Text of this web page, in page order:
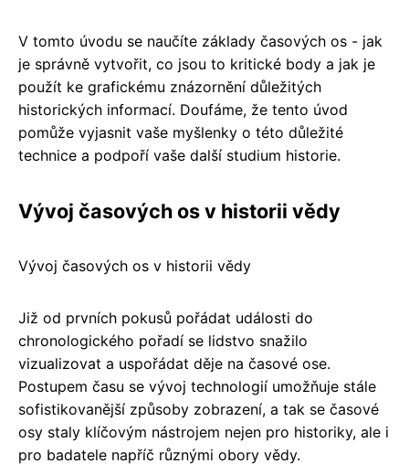
V tomto úvodu se naučíte základy časových os - jak
je správně vytvořit, co jsou to kritické body a jak je
použít ke grafickému znázornění důležitých
historických informací. Doufáme, že tento úvod
pomůže vyjasnit vaše myšlenky o této důležité
technice a podpoří vaše další studium historie.
Vývoj časových os v historii vědy
Vývoj časových os v historii vědy
Již od prvních pokusů pořádat události do
chronologického pořadí se lidstvo snažilo
vizualizovat a uspořádat děje na časové ose.
Postupem času se vývoj technologií umožňuje stále
sofistikovanější způsoby zobrazení, a tak se časové
osy staly klíčovým nástrojem nejen pro historiky, ale i
pro badatele napříč různými obory vědy.